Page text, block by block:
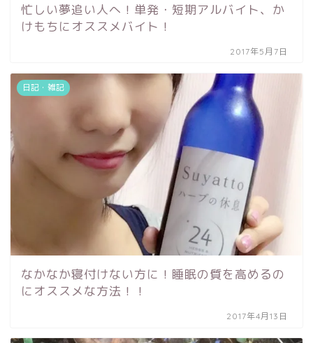
忙しい夢追い人へ！単発・短期アルバイト、か
けもちにオススメバイト！
2017年5月7日
日記・雑記
なかなか寝付けない方に！睡眠の質を高めるの
にオススメな方法！！
2017年4月13日